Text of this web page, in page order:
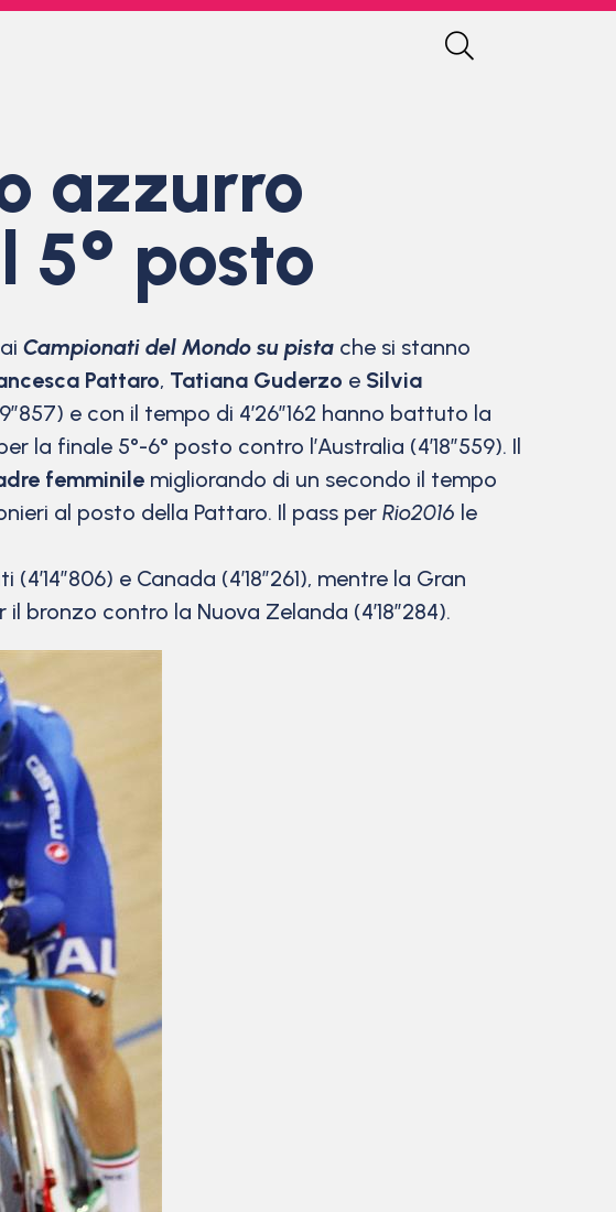
azzurro
5° posto
Campionati del Mondo su pista che si stanno
Pattaro, Tatiana Guderzo e Silvia
e con il tempo di 4’26″162 hanno battuto la
la finale 5°-6° posto contro l’Australia (4’18”559). Il
femminile migliorando di un secondo il tempo
al posto della Pattaro. Il pass per Rio2016 le
e Canada (4’18”261), mentre la Gran
bronzo contro la Nuova Zelanda (4’18”284).